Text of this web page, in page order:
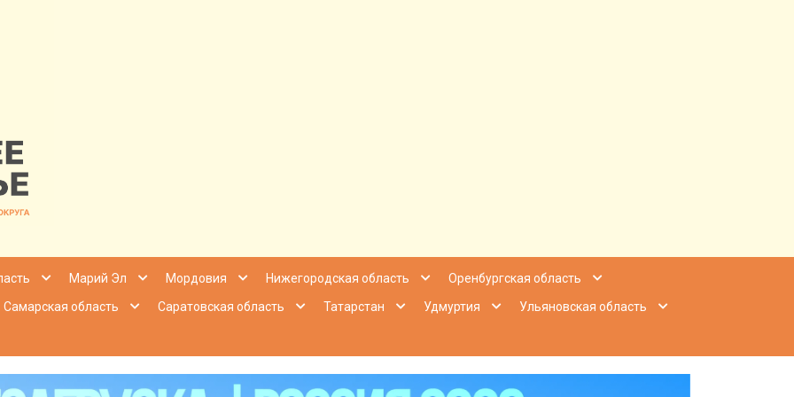
| Настоящее Приволжье
Марий Эл Мордовия Нижегородская область
Оренбургская область
Самарская область Саратовская область Татарстан Удмуртия
Ульяновская область